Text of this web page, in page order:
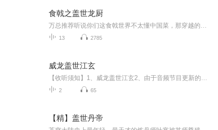
食戟之盖世龙厨
13 2785
威龙盖世江玄
2 65
【精】盖世丹帝